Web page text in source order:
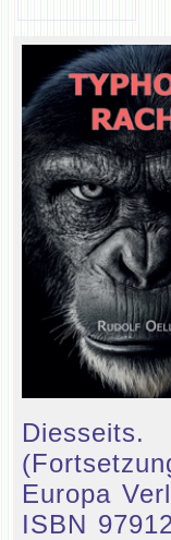
Diesseits.
Europa
ISBN